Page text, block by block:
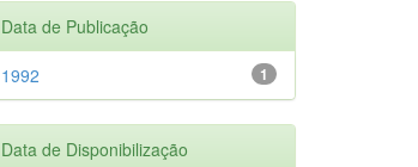
Data de Publicação
1
1992
Data de Disponibilização